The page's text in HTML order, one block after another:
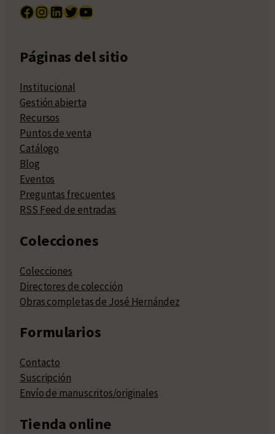
Facebook InstagramLinkedIn Twitter YouTube
Páginas del sitio
Institucional
Gestión abierta
Recursos
Puntos de venta
Catálogo
Blog
Eventos
Preguntas frecuentes
RSS Feed de entradas
Colecciones
Colecciones
Directores de colección
Obras completas de José Hernández
Formularios
Contacto
Suscripción
Envío de manuscritos/originales
Tienda online